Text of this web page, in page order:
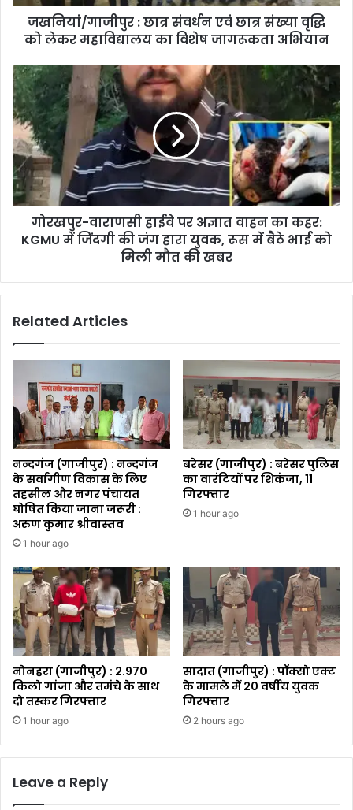
जखनियां/गाजीपुर : छात्र संवर्धन एवं छात्र संख्या वृद्धि
को लेकर महाविद्यालय का विशेष जागरूकता अभियान
गोरखपुर-वाराणसी हाईवे पर अज्ञात वाहन का कहर:
KGMU में जिंदगी की जंग हारा युवक, रूस में बैठे भाई को
मिली मौत की खबर
Related Articles
नन्दगंज (गाजीपुर) : नन्दगंज
के सर्वांगीण विकास के लिए
तहसील और नगर पंचायत
घोषित किया जाना जरूरी :
अरुण कुमार श्रीवास्तव
1 hour ago
बरेसर (गाजीपुर) : बरेसर पुलिस
का वारंटियों पर शिकंजा, 11
गिरफ्तार
1 hour ago
नोनहरा (गाजीपुर) : 2.970
किलो गांजा और तमंचे के साथ
दो तस्कर गिरफ्तार
1 hour ago
सादात (गाजीपुर) : पॉक्सो एक्ट
के मामले में 20 वर्षीय युवक
गिरफ्तार
2 hours ago
Leave a Reply